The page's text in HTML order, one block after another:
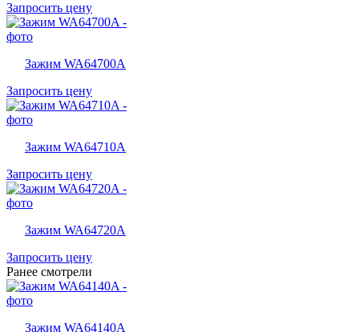
Запросить цену
Зажим WA64700A
Запросить цену
Зажим WA64710A
Запросить цену
Зажим WA64720A
Запросить цену
Ранее смотрели
Зажим WA64140A